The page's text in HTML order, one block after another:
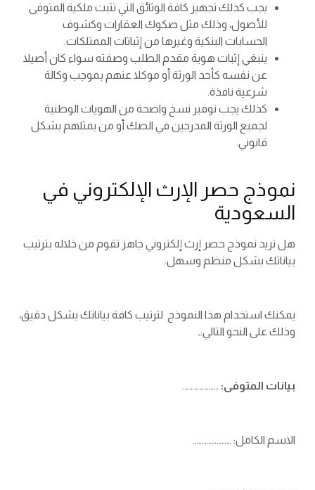
يجب كذلك تجهيز كافة الوثائق التي تثبت ملكية المتوفى
للأصول، وذلك مثل صكوك العقارات وكشوف
الحسابات البنكية وغيرها من إثباتات الممتلكات.
ينبغي إثبات هوية مقدم الطلب وصفته سواء كان أصيلا
عن نفسه كأحد الورثة أو موكلا عنهم بموجب وكالة
شرعية نافذة.
كذلك يجب توفير نسخ واضحة من الهويات الوطنية
لجميع الورثة المدرجين في الصك أو من يمثلهم بشكل
قانوني.
نموذج حصر الإرث الإلكتروني في
السعودية
هل تريد نموذج حصر إرث إلكتروني جاهز تقوم من خلاله بترتيب
بياناتك بشكل منظم وسهل.
يمكنك استخدام هذا النموذج لترتيب كافة بياناتك بشكل دقيق،
وذلك على النحو التالي:ـ
بيانات المتوفى: ………………….
الاسم الكامل: …………………..